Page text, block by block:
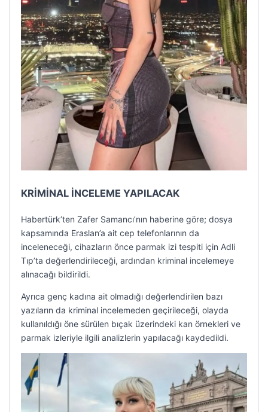
KRİMİNAL İNCELEME YAPILACAK
Habertürk’ten Zafer Samancı’nın haberine göre; dosya
kapsamında Eraslan’a ait cep telefonlarının da
inceleneceği, cihazların önce parmak izi tespiti için Adli
Tıp’ta değerlendirileceği, ardından kriminal incelemeye
alınacağı bildirildi.
Ayrıca genç kadına ait olmadığı değerlendirilen bazı
yazıların da kriminal incelemeden geçirileceği, olayda
kullanıldığı öne sürülen bıçak üzerindeki kan örnekleri ve
parmak izleriyle ilgili analizlerin yapılacağı kaydedildi.